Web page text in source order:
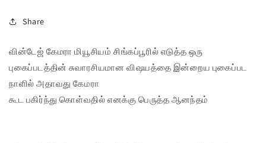
Share
வின்டேஜ் கேமரா மியூசியம் சிங்கப்பூரில் எடுத்த ஒரு
புகைப்படத்தின் சுவாரசியமான விஷயத்தை இன்றைய புகைப்பட
நாளில் அதாவது கேமரா
கூட பகிர்ந்து கொள்வதில் எனக்கு பெருத்த ஆனந்தம்